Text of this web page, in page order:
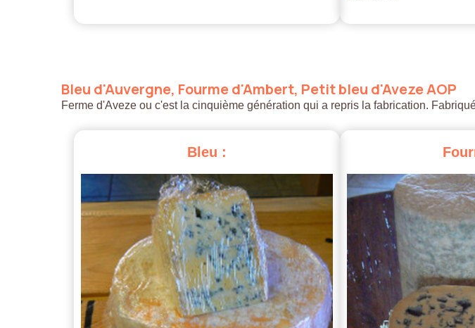
Bleu d'Auvergne, Fourmed'Ambert, Petitbleu d'AvezeAOP
Ferme d'Aveze ou c'est la cinquième génération qui a repris la fabrication.
Bleu :